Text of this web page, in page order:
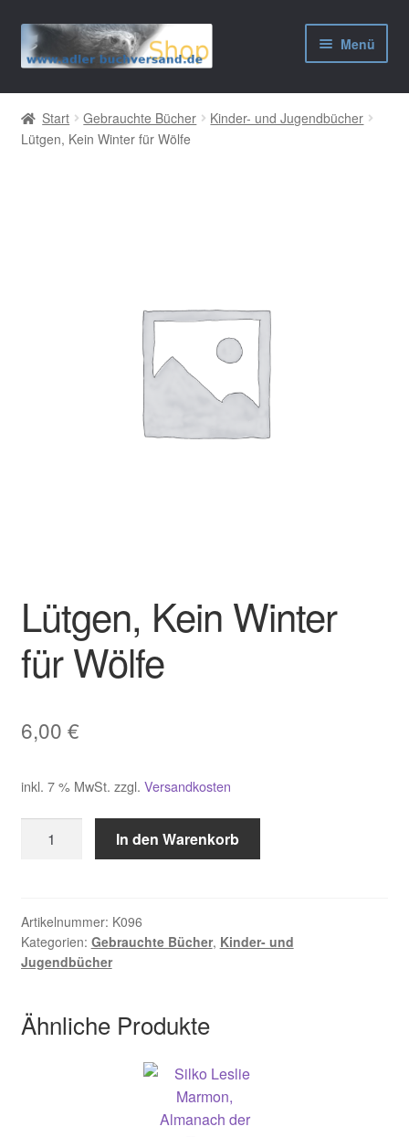
Zur
Navigation
Zum
Inhalt
Menü
AGB
Widerrufsbelehrung
Start Gebrauchte Bücher
Kinder- und Jugendbücher
Lütgen, Kein Winter für Wölfe
Lütgen, Kein Winter
für Wölfe
6,00 €
inkl. 7 % MwSt. zzgl. Versandkosten
Wölfe
Menge
In den Warenkorb
Artikelnummer: K096
Kategorien: Gebrauchte Bücher, Kinder- und
Jugendbücher
Ähnliche Produkte